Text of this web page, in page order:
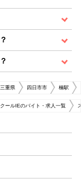
三重県 四日市市 楠駅
ールIEのバイト・求人一覧